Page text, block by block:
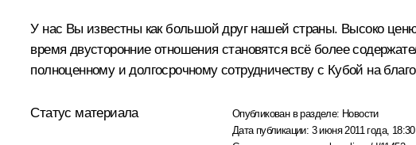
У нас Вы известны как большой друг нашей страны. Высоко
время двусторонние отношения становятся всё более
полноценному и долгосрочному сотрудничеству с Кубой на
Статус материала Опубликован в разделе: Новости
Дата публикации: 3 июня 2011 года, 18:30